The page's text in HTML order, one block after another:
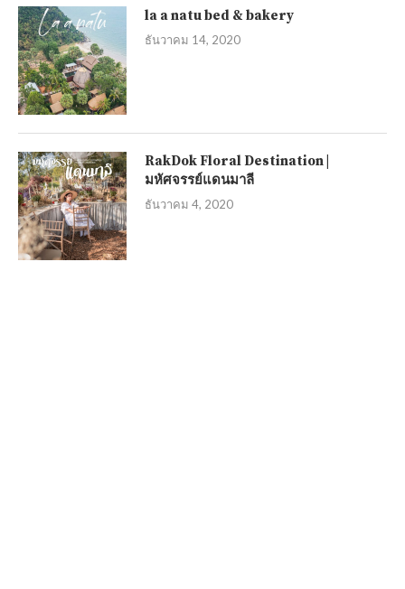
la a natu bed & bakery
ธันวาคม 14, 2020
RakDok Floral Destination |
มหัศจรรย์แดนมาลี
ธันวาคม 4, 2020